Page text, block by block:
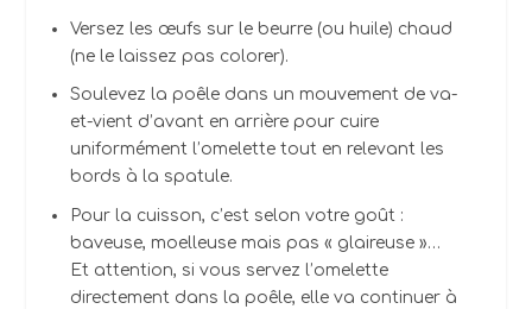
Versez les œufs sur le beurre (ou huile) chaud
(ne le laissez pas colorer).
Soulevez la poêle dans un mouvement de va-
et-vient d’avant en arrière pour cuire
uniformément l’omelette tout en relevant les
bords à la spatule.
Pour la cuisson, c’est selon votre goût :
baveuse, moelleuse mais pas « glaireuse »…
Et attention, si vous servez l’omelette
directement dans la poêle, elle va continuer à